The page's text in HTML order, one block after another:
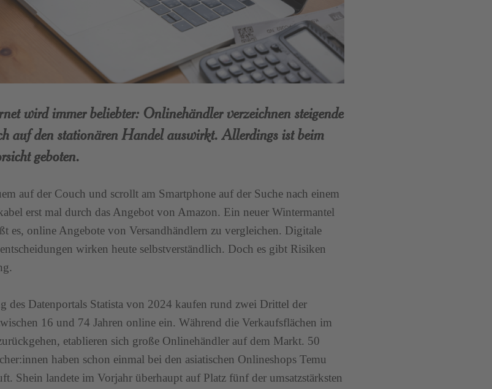
wird immer beliebter: Onlinehändler verzeichnen steigende
auf den stationären Handel auswirkt. Allerdings ist beim
geboten.
auf der Couch und scrollt am Smartphone auf der Suche nach einem
erst mal durch das Angebot von Amazon. Ein neuer Wintermantel
es, online Angebote von Versandhändlern zu vergleichen. Digitale
wirken heute selbstverständlich. Doch es gibt Risiken
des Datenportals Statista von 2024 kaufen rund zwei Drittel der
16 und 74 Jahren online ein. Während die Verkaufsflächen im
etablieren sich große Onlinehändler auf dem Markt. 50
haben schon einmal bei den asiatischen Onlineshops Temu
Shein landete im Vorjahr überhaupt auf Platz fünf der umsatzstärksten